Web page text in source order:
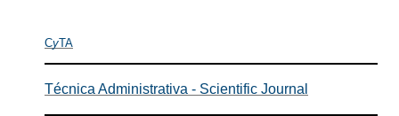
CyTA
Técnica Administrativa - Scientific Journal